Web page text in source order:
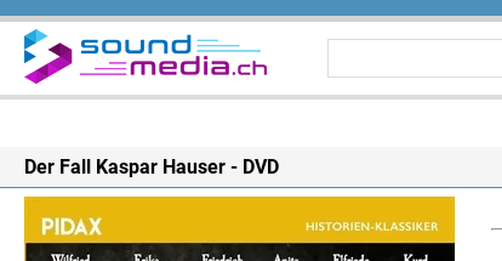
Der Fall Kaspar Hauser - DVD